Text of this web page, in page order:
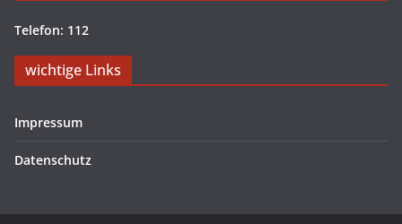
Telefon: 112
wichtige Links
Impressum
Datenschutz